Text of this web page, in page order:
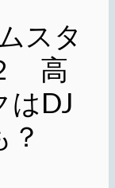
スタ
高
はDJ